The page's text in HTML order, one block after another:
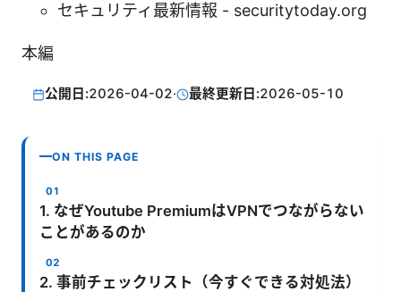
セキュリティ最新情報 - securitytoday.org
本編
公開日:2026-04-02· 最終更新日:2026-05-10
ON THIS PAGE
1. なぜYoutube PremiumはVPNでつながらない
ことがあるのか
2. 事前チェックリスト（今すぐできる対処法）